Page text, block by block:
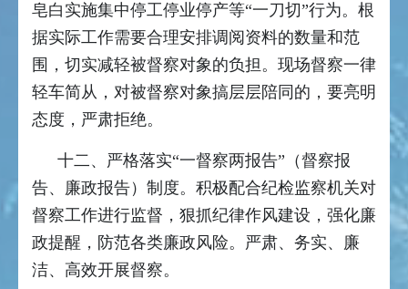
皂白实施集中停工停业停产等“一刀切”行为。根
据实际工作需要合理安排调阅资料的数量和范
围，切实减轻被督察对象的负担。现场督察一律
轻车简从，对被督察对象搞层层陪同的，要亮明
态度，严肃拒绝。
十二、严格落实“一督察两报告”（督察报
告、廉政报告）制度。积极配合纪检监察机关对
督察工作进行监督，狠抓纪律作风建设，强化廉
政提醒，防范各类廉政风险。严肃、务实、廉
洁、高效开展督察。